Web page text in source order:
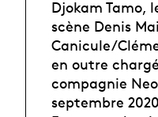
Djokam Tamo,
scène Denis
Canicule/
en outre
compagnie
septembre